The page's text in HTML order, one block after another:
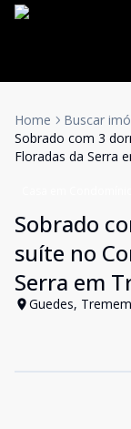
Home
Buscar
Sobrado com 3
Floradas da Serra
Sobrado
suíte no
Serra em
Guedes,